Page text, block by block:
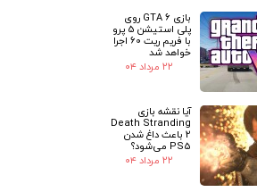
بازی GTA 6 روی
پلی استیشن 5 پرو
با فریم ریت 60 اجرا
خواهد شد
۲۲ مرداد ۰۴
آیا نقشه بازی
Death Stranding
2 باعث داغ شدن
PS5 می‌شود؟
۲۲ مرداد ۰۴